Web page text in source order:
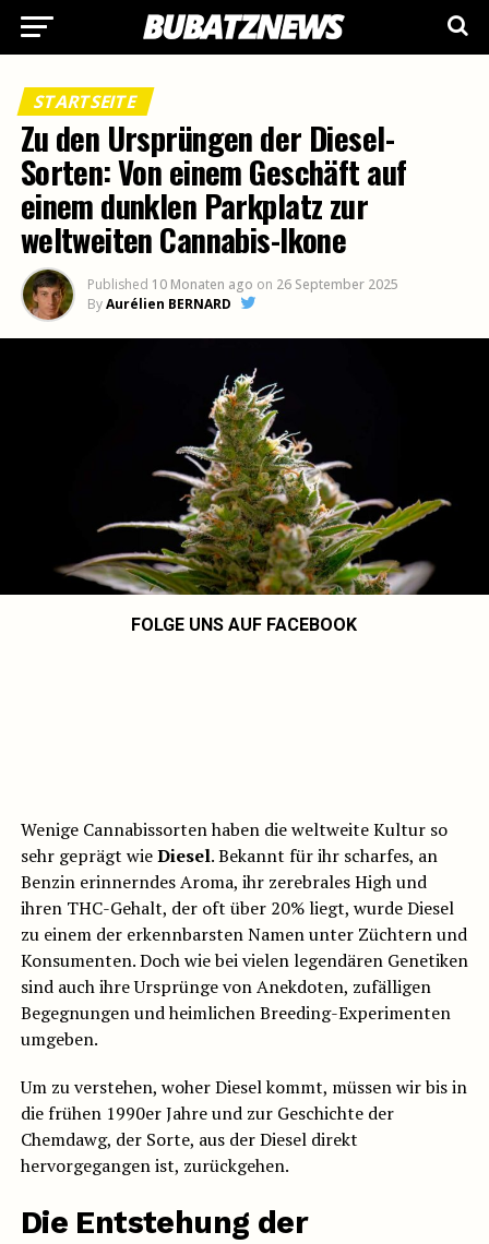
STARTSEITE
Zu den Ursprüngen der Diesel-
Sorten: Von einem Geschäft auf
einem dunklen Parkplatz zur
weltweiten Cannabis-Ikone
Published 10 Monaten ago on 26 September 2025
ByAurélien BERNARD
FOLGE UNS AUF FACEBOOK
Wenige Cannabissorten haben die weltweite Kultur so
sehr geprägt wieDiesel. Bekannt für ihr scharfes, an
Benzin erinnerndes Aroma, ihr zerebrales High und
ihren THC-Gehalt, der oft über 20% liegt, wurde Diesel
zu einem der erkennbarsten Namen unter Züchtern und
Konsumenten. Doch wie bei vielen legendären Genetiken
sind auch ihre Ursprünge von Anekdoten, zufälligen
Begegnungen und heimlichen Breeding-Experimenten
umgeben.
Um zu verstehen, woher Diesel kommt, müssen wir bis in
die frühen 1990er Jahre und zur Geschichte der
Chemdawg, der Sorte, aus der Diesel direkt
hervorgegangen ist, zurückgehen.
Die Entstehung der